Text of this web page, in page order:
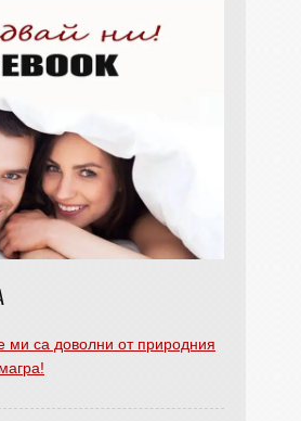
ми са доволни от природния